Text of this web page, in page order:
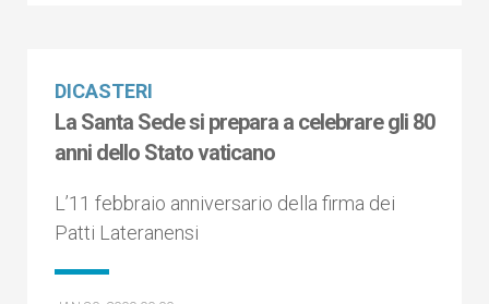
DICASTERI
La Santa Sede si prepara a celebrare gli 80
anni dello Stato vaticano
L’11 febbraio anniversario della firma dei
Patti Lateranensi